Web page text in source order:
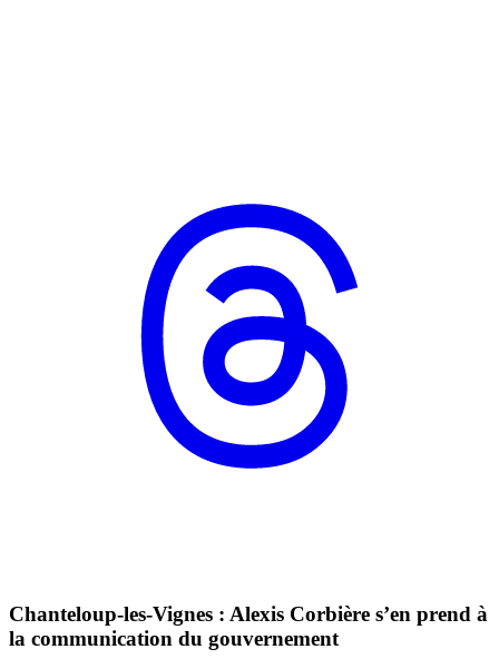
Chanteloup-les-Vignes : Alexis Corbière s’en prend à
la communication du gouvernement